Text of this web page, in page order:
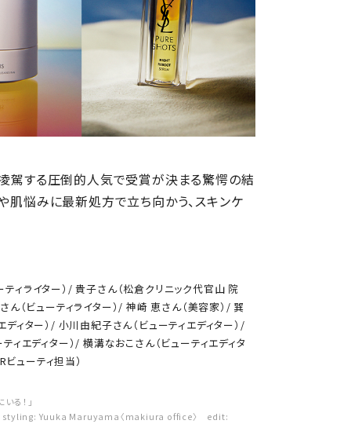
駕する圧倒的人気で受賞が決まる驚愕の結
肌悩みに最新処方で立ち向かう、スキンケ
ィライター）/ 貴子さん（松倉クリニック代官山 院
（ビューティライター）/ 神崎 恵さん（美容家）/ 巽
ィター）/ 小川由紀子さん（ビューティエディター）/
ィエディター）/ 横溝なおこさん（ビューティエディタ
ューティ担当）
る！」
Yuuka Maruyama〈makiura office〉 edit: